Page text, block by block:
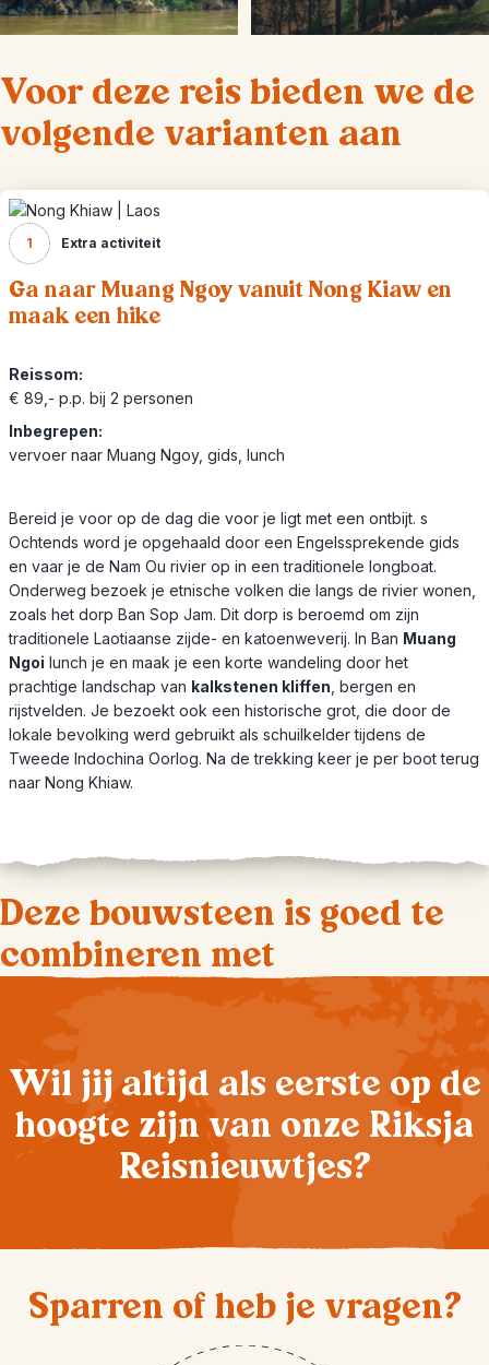
Voor deze reis bieden we de
volgende varianten aan
1 Extra activiteit
Ga naar Muang Ngoy vanuit Nong Kiaw en
maak een hike
Reissom:
€ 89,- p.p. bij 2 personen
Inbegrepen:
vervoer naar Muang Ngoy, gids, lunch
Bereid je voor op de dag die voor je ligt met een ontbijt. s
Ochtends word je opgehaald door een Engelssprekende gids
en vaar je de Nam Ou rivier op in een traditionele longboat.
Onderweg bezoek je etnische volken die langs de rivier wonen,
zoals het dorp Ban Sop Jam. Dit dorp is beroemd om zijn
traditionele Laotiaanse zijde- en katoenweverij. In Ban Muang
Ngoi lunch je en maak je een korte wandeling door het
prachtige landschap van kalkstenen kliffen , bergen en
rijstvelden. Je bezoekt ook een historische grot, die door de
lokale bevolking werd gebruikt als schuilkelder tijdens de
Tweede Indochina Oorlog. Na de trekking keer je per boot terug
naar Nong Khiaw.
Deze bouwsteen is goed te
combineren met
Wil jij altijd als eerste op de
hoogte zijn van onze Riksja
Reisnieuwtjes?
Sparren of heb je vragen?